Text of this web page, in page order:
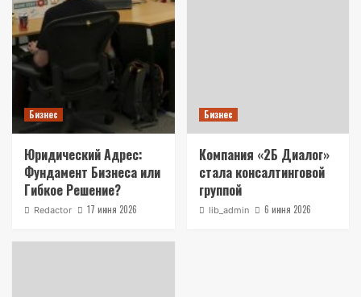
Бизнес
Юридический Адрес:
Фундамент Бизнеса или
Гибкое Решение?
Redactor 17 июня 2026
Бизнес
Компания «2Б Диалог»
стала консалтинговой
группой
lib_admin 6 июня 2026